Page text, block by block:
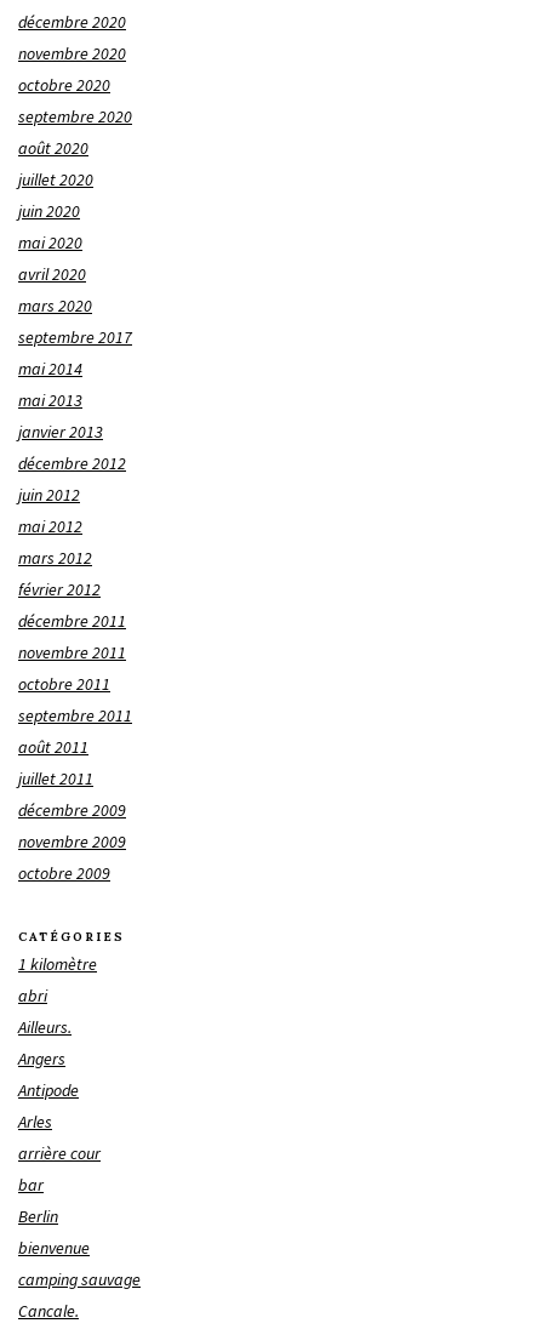
décembre 2020
novembre 2020
octobre 2020
septembre 2020
août 2020
juillet 2020
juin 2020
mai 2020
avril 2020
mars 2020
septembre 2017
mai 2014
mai 2013
janvier 2013
décembre 2012
juin 2012
mai 2012
mars 2012
février 2012
décembre 2011
novembre 2011
octobre 2011
septembre 2011
août 2011
juillet 2011
décembre 2009
novembre 2009
octobre 2009
CATÉGORIES
1 kilomètre
abri
Ailleurs.
Angers
Antipode
Arles
arrière cour
bar
Berlin
bienvenue
camping sauvage
Cancale.